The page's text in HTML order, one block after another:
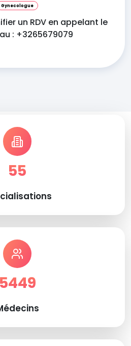
Gynecologue
un RDV en appelant le
: +3265679079
55
5449